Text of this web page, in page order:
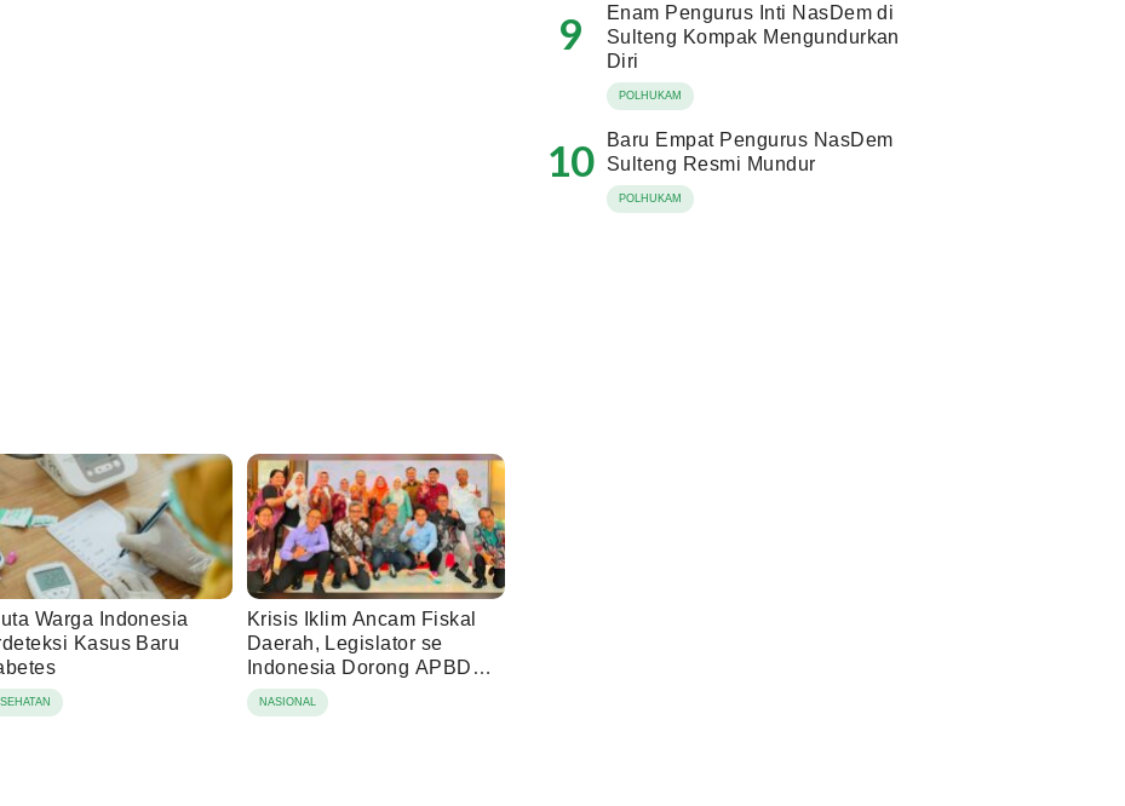
Warga Indonesia
Kasus Baru
Krisis Iklim Ancam Fiskal
Daerah, Legislator se
Indonesia Dorong APBD
Berbasis Ketahanan
Lingkungan
NASIONAL
9
Enam Pengurus Inti NasDem di
Sulteng Kompak Mengundurkan
Diri
POLHUKAM
10
Baru Empat Pengurus NasDem
Sulteng Resmi Mundur
POLHUKAM